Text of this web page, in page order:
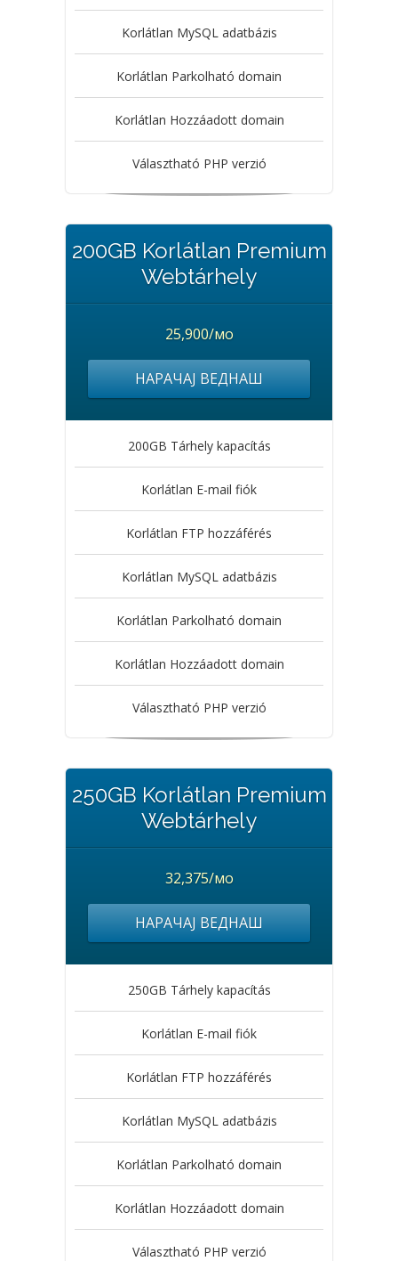
Korlátlan MySQL adatbázis
Korlátlan Parkolható domain
Korlátlan Hozzáadott domain
Választható PHP verzió
200GB Korlátlan Premium
Webtárhely
25,900/мо
НАРАЧАЈ ВЕДНАШ
200GB Tárhely kapacítás
Korlátlan E-mail fiók
Korlátlan FTP hozzáférés
Korlátlan MySQL adatbázis
Korlátlan Parkolható domain
Korlátlan Hozzáadott domain
Választható PHP verzió
250GB Korlátlan Premium
Webtárhely
32,375/мо
НАРАЧАЈ ВЕДНАШ
250GB Tárhely kapacítás
Korlátlan E-mail fiók
Korlátlan FTP hozzáférés
Korlátlan MySQL adatbázis
Korlátlan Parkolható domain
Korlátlan Hozzáadott domain
Választható PHP verzió